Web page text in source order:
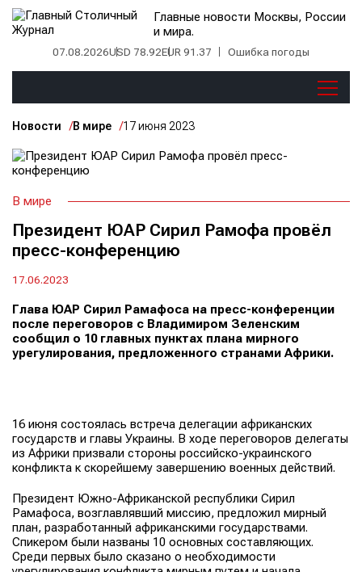
Главные новости Москвы, России
и мира.
07.08.2026USD 78.92EUR 91.37 Ошибка погоды
Новости В мире 17 июня 2023
В мире
Президент ЮАР Сирил Рамофа провёл
пресс-конференцию
17.06.2023
Глава ЮАР Сирил Рамафоса на пресс-конференции
после переговоров с Владимиром Зеленским
сообщил о 10 главных пунктах плана мирного
урегулирования, предложенного странами Африки.
16 июня состоялась встреча делегации африканских
государств и главы Украины. В ходе переговоров делегаты
из Африки призвали стороны российско-украинского
конфликта к скорейшему завершению военных действий.
Президент Южно-Африканской республики Сирил
Рамафоса, возглавлявший миссию, предложил мирный
план, разработанный африканскими государствами.
Спикером были названы 10 основных составляющих.
Среди первых было сказано о необходимости